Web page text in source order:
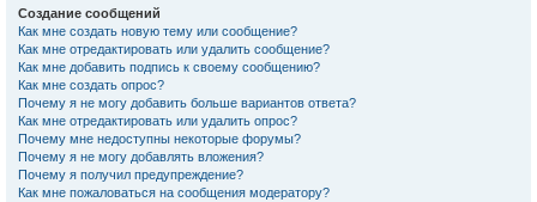
Создание сообщений
Как мне создать новую тему или сообщение?
Как мне отредактировать или удалить сообщение?
Как мне добавить подпись к своему сообщению?
Как мне создать опрос?
Почему я не могу добавить больше вариантов ответа?
Как мне отредактировать или удалить опрос?
Почему мне недоступны некоторые форумы?
Почему я не могу добавлять вложения?
Почему я получил предупреждение?
Как мне пожаловаться на сообщения модератору?